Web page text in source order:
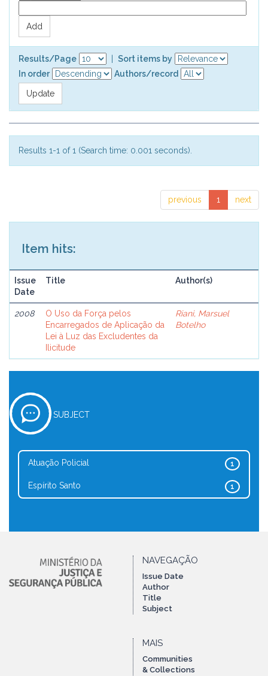
Results/Page
Sort items by
In order
Authors/record
Results 1-1 of 1 (Search time: 0.001 seconds).
previous 1 next
Item hits:
Issue
Date
Title Author(s)
2008
O Uso da Força pelos
Encarregados de Aplicação da
Lei à Luz das Excludentes da
Ilicitude
Riani, Marsuel
Botelho
SUBJECT
1
Atuação Policial
1
Espírito Santo
NAVEGAÇÃO
Issue Date
Author
Title
Subject
MAIS
Communities
& Collections